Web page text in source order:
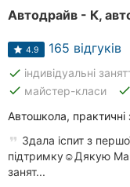
Автодрайв - К,
4.9 165 відгуків
done індивідуальні
done майстер-класи done
Автошкола, практичні
Здала іспит з
підтримку☺️Дякую
занят...